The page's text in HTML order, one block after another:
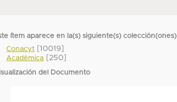
ítem aparece en la(s) siguiente(s) colección(ones)
Conacyt [10019]
Académica [250]
del Documento